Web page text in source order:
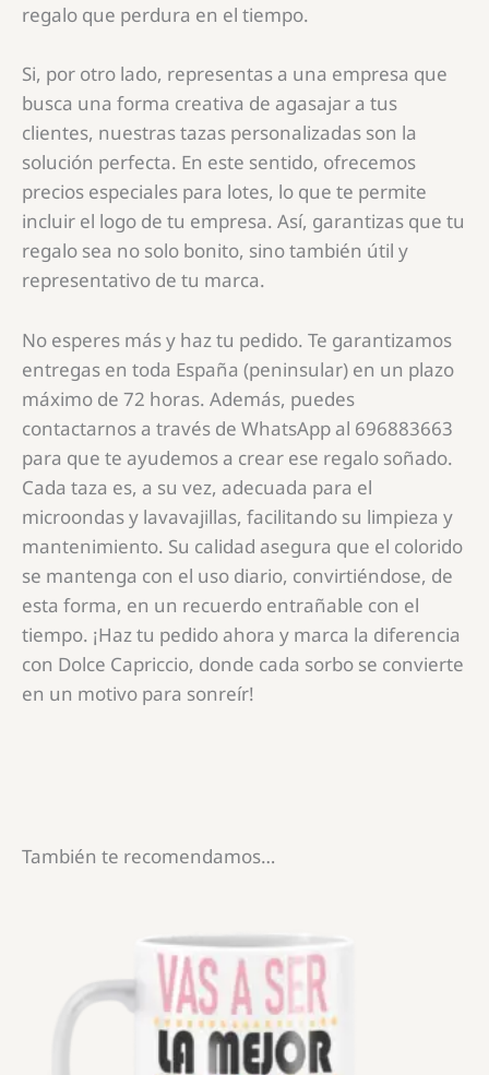
regalo que perdura en el tiempo.
Si, por otro lado, representas a una empresa que
busca una forma creativa de agasajar a tus
clientes, nuestras tazas personalizadas son la
solución perfecta. En este sentido, ofrecemos
precios especiales para lotes, lo que te permite
incluir el logo de tu empresa. Así, garantizas que tu
regalo sea no solo bonito, sino también útil y
representativo de tu marca.
No esperes más y haz tu pedido. Te garantizamos
entregas en toda España (peninsular) en un plazo
máximo de 72 horas. Además, puedes
contactarnos a través de WhatsApp al 696883663
para que te ayudemos a crear ese regalo soñado.
Cada taza es, a su vez, adecuada para el
microondas y lavavajillas, facilitando su limpieza y
mantenimiento. Su calidad asegura que el colorido
se mantenga con el uso diario, convirtiéndose, de
esta forma, en un recuerdo entrañable con el
tiempo. ¡Haz tu pedido ahora y marca la diferencia
con Dolce Capriccio, donde cada sorbo se convierte
en un motivo para sonreír!
También te recomendamos…